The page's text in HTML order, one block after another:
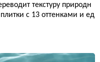
текстуру природн
с 13 оттенками и ед